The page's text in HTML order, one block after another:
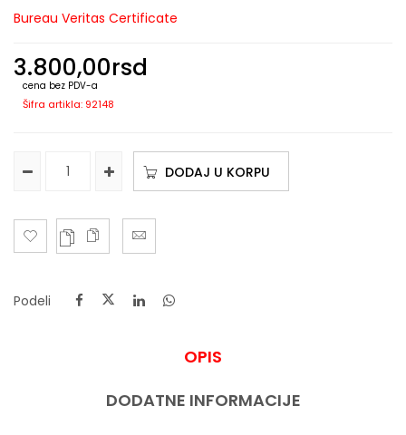
Bureau Veritas Certificate
3.800,00rsd
cena bez PDV-a
Šifra artikla: 92148
DODAJ U KORPU
Podeli
OPIS
DODATNE INFORMACIJE